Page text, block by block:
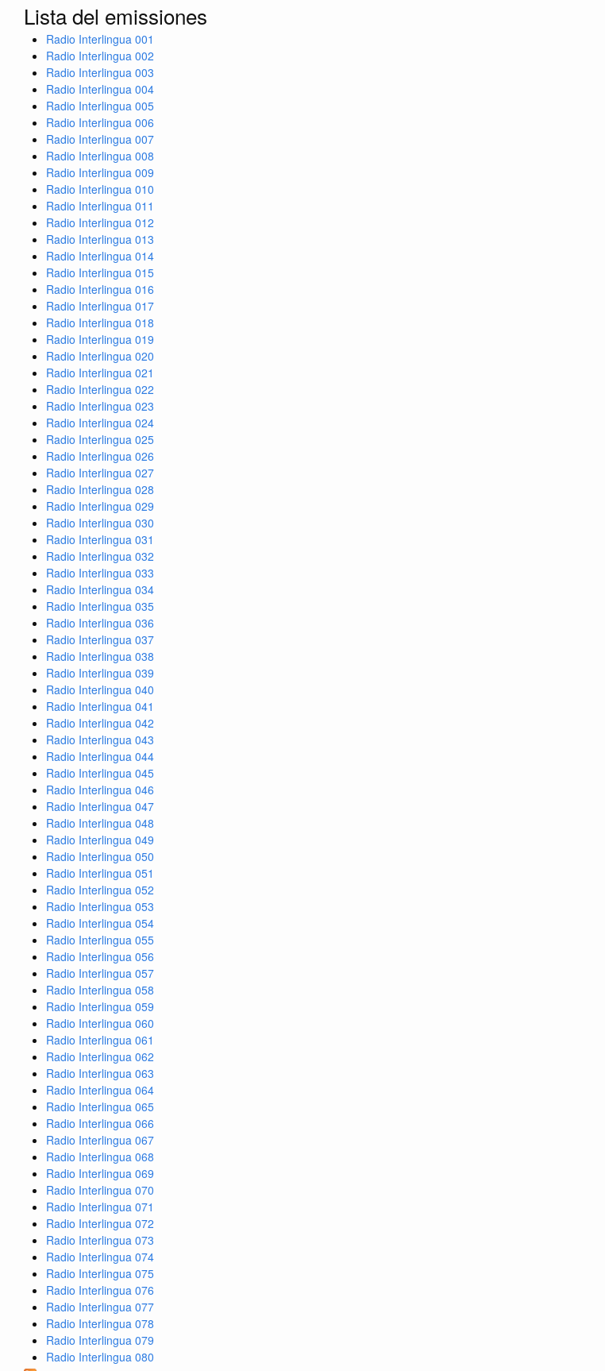
Lista del emissiones
Radio Interlingua 001
Radio Interlingua 002
Radio Interlingua 003
Radio Interlingua 004
Radio Interlingua 005
Radio Interlingua 006
Radio Interlingua 007
Radio Interlingua 008
Radio Interlingua 009
Radio Interlingua 010
Radio Interlingua 011
Radio Interlingua 012
Radio Interlingua 013
Radio Interlingua 014
Radio Interlingua 015
Radio Interlingua 016
Radio Interlingua 017
Radio Interlingua 018
Radio Interlingua 019
Radio Interlingua 020
Radio Interlingua 021
Radio Interlingua 022
Radio Interlingua 023
Radio Interlingua 024
Radio Interlingua 025
Radio Interlingua 026
Radio Interlingua 027
Radio Interlingua 028
Radio Interlingua 029
Radio Interlingua 030
Radio Interlingua 031
Radio Interlingua 032
Radio Interlingua 033
Radio Interlingua 034
Radio Interlingua 035
Radio Interlingua 036
Radio Interlingua 037
Radio Interlingua 038
Radio Interlingua 039
Radio Interlingua 040
Radio Interlingua 041
Radio Interlingua 042
Radio Interlingua 043
Radio Interlingua 044
Radio Interlingua 045
Radio Interlingua 046
Radio Interlingua 047
Radio Interlingua 048
Radio Interlingua 049
Radio Interlingua 050
Radio Interlingua 051
Radio Interlingua 052
Radio Interlingua 053
Radio Interlingua 054
Radio Interlingua 055
Radio Interlingua 056
Radio Interlingua 057
Radio Interlingua 058
Radio Interlingua 059
Radio Interlingua 060
Radio Interlingua 061
Radio Interlingua 062
Radio Interlingua 063
Radio Interlingua 064
Radio Interlingua 065
Radio Interlingua 066
Radio Interlingua 067
Radio Interlingua 068
Radio Interlingua 069
Radio Interlingua 070
Radio Interlingua 071
Radio Interlingua 072
Radio Interlingua 073
Radio Interlingua 074
Radio Interlingua 075
Radio Interlingua 076
Radio Interlingua 077
Radio Interlingua 078
Radio Interlingua 079
Radio Interlingua 080